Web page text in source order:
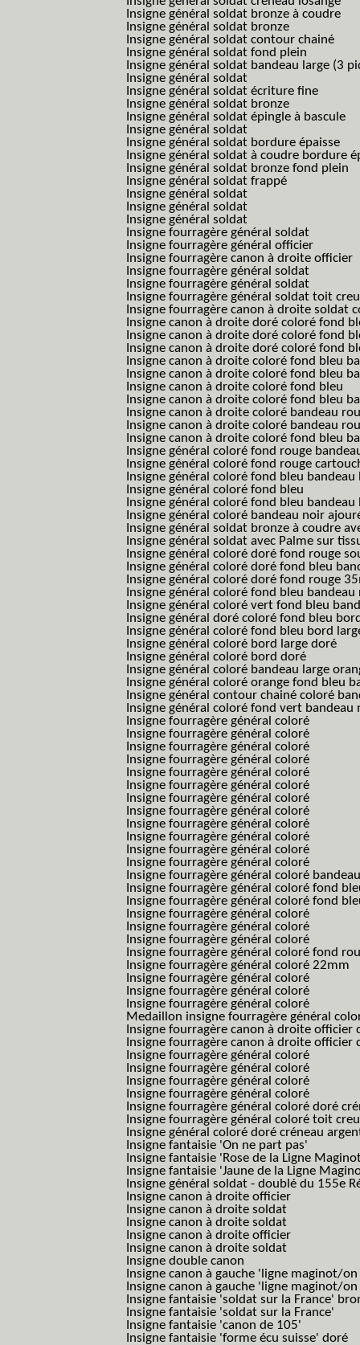
Insigne général soldat bronze à coudre
Insigne général soldat bronze
Insigne général soldat contour chainé
Insigne général soldat fond plein
Insigne général soldat bandeau large (3
Insigne général soldat
Insigne général soldat écriture fine
Insigne général soldat bronze
Insigne général soldat épingle à bascule
Insigne général soldat
Insigne général soldat bordure épaisse
Insigne général soldat à coudre bordure
Insigne général soldat bronze fond plein
Insigne général soldat frappé
Insigne général soldat
Insigne général soldat
Insigne général soldat
Insigne fourragère général soldat
Insigne fourragère général officier
Insigne fourragère canon à droite officier
Insigne fourragère général soldat
Insigne fourragère général soldat
Insigne fourragère général soldat toit
Insigne fourragère canon à droite soldat
Insigne canon à droite doré coloré fond
Insigne canon à droite doré coloré fond
Insigne canon à droite doré coloré fond
Insigne canon à droite coloré fond bleu
Insigne canon à droite coloré fond bleu
Insigne canon à droite coloré fond bleu
Insigne canon à droite coloré fond bleu
Insigne canon à droite coloré bandeau
Insigne canon à droite coloré bandeau
Insigne canon à droite coloré fond bleu
Insigne général coloré fond rouge
Insigne général coloré fond rouge
Insigne général coloré fond bleu bandeau
Insigne général coloré fond bleu
Insigne général coloré fond bleu bandeau
Insigne général coloré bandeau noir
Insigne général soldat bronze à coudre
Insigne général soldat avec Palme sur
Insigne général coloré doré fond rouge
Insigne général coloré doré fond bleu
Insigne général coloré doré fond rouge
Insigne général coloré fond bleu
Insigne général coloré vert fond bleu
Insigne général doré coloré fond bleu
Insigne général coloré fond bleu bord
Insigne général coloré bord large doré
Insigne général coloré bord doré
Insigne général coloré bandeau large
Insigne général coloré orange fond bleu
Insigne général contour chainé coloré
Insigne général coloré fond vert bandeau
Insigne fourragère général coloré
Insigne fourragère général coloré
Insigne fourragère général coloré
Insigne fourragère général coloré
Insigne fourragère général coloré
Insigne fourragère général coloré
Insigne fourragère général coloré
Insigne fourragère général coloré
Insigne fourragère général coloré
Insigne fourragère général coloré
Insigne fourragère général coloré
Insigne fourragère général coloré
Insigne fourragère général coloré
Insigne fourragère général coloré fond
Insigne fourragère général coloré fond
Insigne fourragère général coloré
Insigne fourragère général coloré
Insigne fourragère général coloré
Insigne fourragère général coloré fond
Insigne fourragère général coloré 22mm
Insigne fourragère général coloré
Insigne fourragère général coloré
Insigne fourragère général coloré
Medaillon insigne fourragère général
Insigne fourragère canon à droite
Insigne fourragère canon à droite
Insigne fourragère général coloré
Insigne fourragère général coloré
Insigne fourragère général coloré
Insigne fourragère général coloré
Insigne fourragère général coloré doré
Insigne fourragère général coloré toit
Insigne général coloré doré créneau
Insigne fantaisie 'On ne part pas'
Insigne fantaisie 'Rose de la Ligne
Insigne fantaisie 'Jaune de la Ligne
Insigne général soldat - doublé du 155e
Insigne canon à droite officier
Insigne canon à droite soldat
Insigne canon à droite soldat
Insigne canon à droite officier
Insigne canon à droite soldat
Insigne double canon
Insigne canon à gauche 'ligne maginot/
Insigne canon à gauche 'ligne maginot/
Insigne fantaisie 'soldat sur la France'
Insigne fantaisie 'soldat sur la France'
Insigne fantaisie 'canon de 105'
Insigne fantaisie 'forme écu suisse' doré